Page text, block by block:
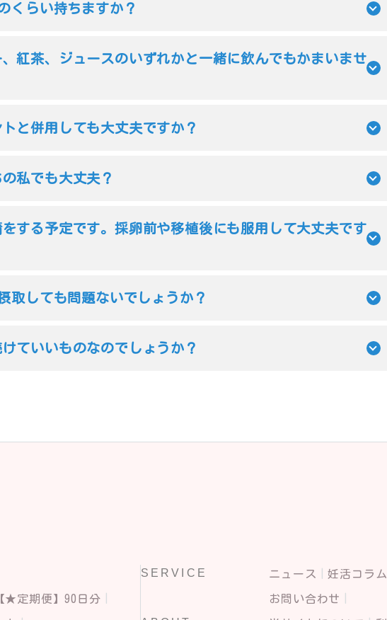
くらい持ちますか？
紅茶、ジュースのいずれかと一緒に飲んでもかまいませ
と併用しても大丈夫ですか？
私でも大丈夫？
する予定です。採卵前や移植後にも服用して大丈夫です
取しても問題ないでしょうか？
ていいものなのでしょうか？
★定期便】90日分
SERVICE ニュース 妊活コラム
お問い合わせ